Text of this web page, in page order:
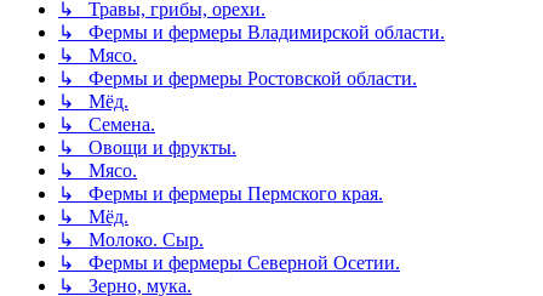
↳ Травы, грибы, орехи.
↳ Фермы и фермеры Владимирской области.
↳ Мясо.
↳ Фермы и фермеры Ростовской области.
↳ Мёд.
↳ Семена.
↳ Овощи и фрукты.
↳ Мясо.
↳ Фермы и фермеры Пермского края.
↳ Мёд.
↳ Молоко. Сыр.
↳ Фермы и фермеры Северной Осетии.
↳ Зерно, мука.